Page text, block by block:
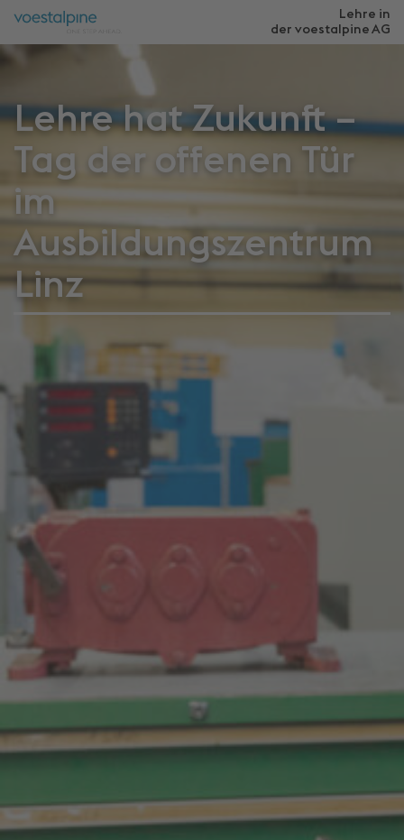
Lehre in
der voestalpine AG
Lehre hat Zukunft –
Tag der offenen Tür
im
Ausbildungszentrum
Linz
News & Stories
Tür im Ausbildungszentrum Linz
Ein Highlight des Herbstes 2025: Am 15.
November öffnete unser
Ausbildungszentrum in
Jugendliche, Eltern und Begleitpersonen
konnten einen exklusiven Blick hinter die
Kulissen werfen und erleben, wie
praxisnah und vielfältig eine Lehre bei
uns ist.